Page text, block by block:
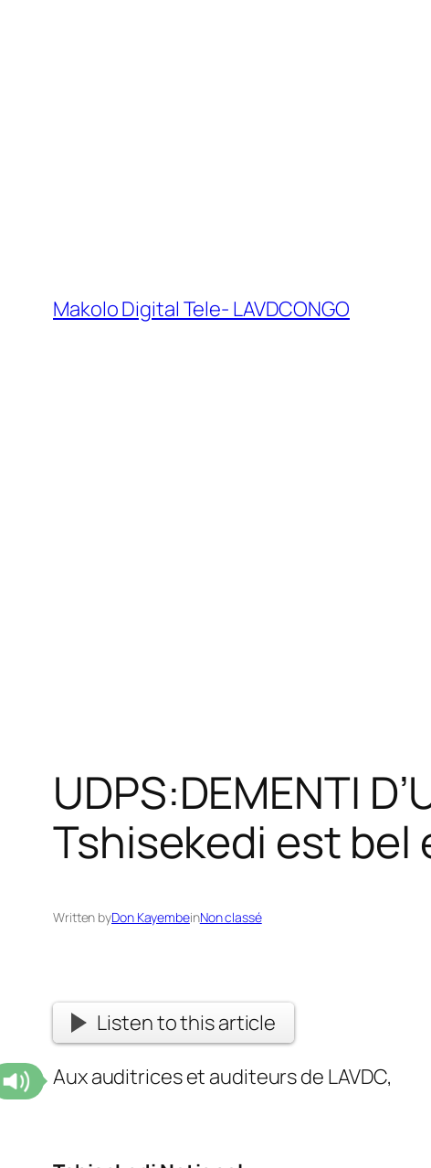
Makolo Digital Tele- LAVDCONGO
UDPS:DEMENTI
Tshisekedi est bel
Written byDon KayembeinNon classé
Listen to this article
Aux auditrices et auditeurs de LAVDC,